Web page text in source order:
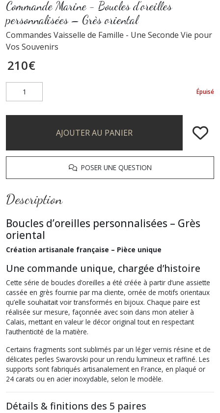
Commande Marine - Boucles d’oreilles
personnalisées – Grès oriental
Commandes Vaisselle de Famille - Une Seconde Vie pour
Vos Souvenirs
210€
Épuisé
AJOUTER AU PANIER
POSER UNE QUESTION
Description
Boucles d’oreilles personnalisées – Grès
oriental
Création artisanale française – Pièce unique
Une commande unique, chargée d’histoire
Cette série de boucles d’oreilles a été créée à partir d’une assiette
cassée en grès fournie par ma cliente, ornée de motifs orientaux
qu’elle souhaitait voir transformés en bijoux. Chaque paire est
réalisée sur mesure, façonnée avec soin dans mon atelier à
Calais, mettant en valeur le décor original tout en respectant
l’authenticité de la matière.
Certains fragments sont sublimés par un léger vernis résine et de
délicates perles Swarovski pour un rendu lumineux et raffiné. Les
supports sont fabriqués artisanalement en France, en plaqué or
24 carats ou en acier inoxydable, selon le modèle.
Détails & finitions des 5 paires